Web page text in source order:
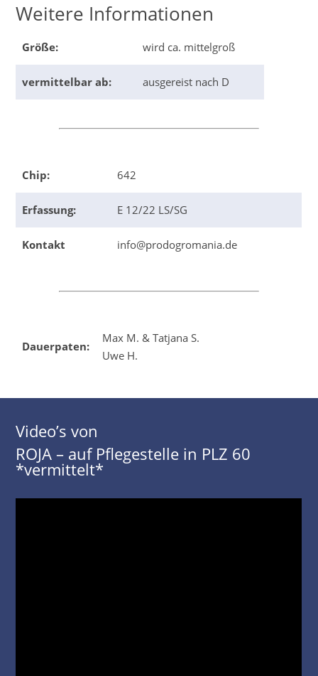
Weitere Informationen
Größe: wird ca. mittelgroß
vermittelbar ab: ausgereist nach D
Chip: 642
Erfassung: E 12/22 LS/SG
Kontakt info@prodogromania.de
Dauerpaten:
Max M. & Tatjana S.
Uwe H.
Video’s von
ROJA – auf Pflegestelle in PLZ 60
*vermittelt*